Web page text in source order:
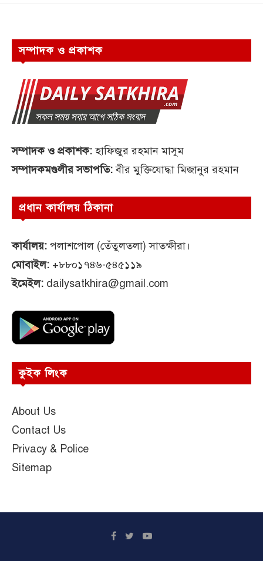
সম্পাদক ও প্রকাশক
সম্পাদক ও প্রকাশক:হাফিজুর রহমান মাসুম
সম্পাদকমণ্ডলীর সভাপতি:বীর মুক্তিযোদ্ধা মিজানুর রহমান
প্রধান কার্যালয় ঠিকানা
কার্যালয়: পলাশপোল (তেঁতুলতলা) সাতক্ষীরা।
মোবাইল: +৮৮০১৭৪৬-৫৪৫১১৯
ইমেইল: dailysatkhira@gmail.com
কুইক লিংক
About Us
Contact Us
Privacy & Police
Sitemap